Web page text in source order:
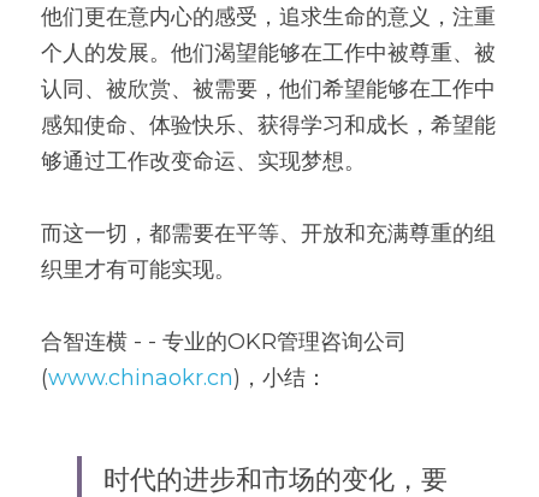
他们更在意内心的感受，追求生命的意义，注重
个人的发展。他们渴望能够在工作中被尊重、被
认同、被欣赏、被需要，他们希望能够在工作中
感知使命、体验快乐、获得学习和成长，希望能
够通过工作改变命运、实现梦想。
而这一切，都需要在平等、开放和充满尊重的组
织里才有可能实现。
合智连横 - - 专业的OKR管理咨询公司
(www.chinaokr.cn)，小结：
时代的进步和市场的变化，要